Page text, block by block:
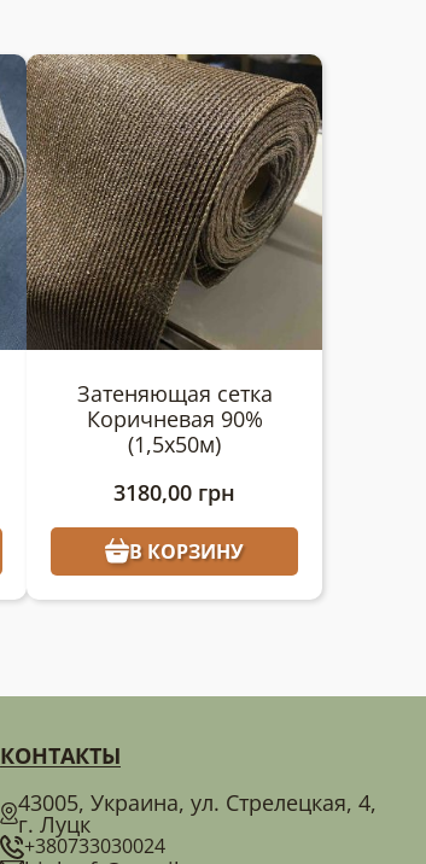
Затеняющая сетка
Коричневая 90%
(1,5х50м)
3180,00 грн
В КОРЗИНУ
КОНТАКТЫ
43005, Украина, ул. Стрелецкая, 4,
г. Луцк
+380733030024